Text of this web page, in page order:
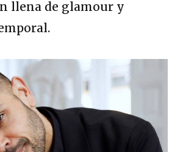
llena de glamour y